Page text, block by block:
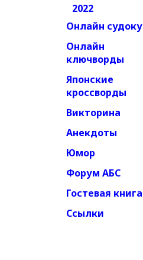
2022
Онлайн судоку
Онлайн
ключворды
Японские
кроссворды
Викторина
Анекдоты
Юмор
Форум АБС
Гостевая книга
Ссылки